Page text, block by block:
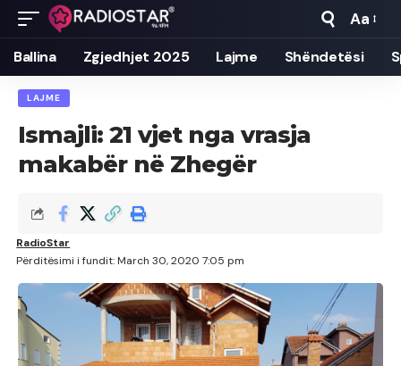
Font
Resizer
Aa
Ballina Zgjedhjet 2025 Lajme Shëndetësi
LAJME
Ismajli: 21 vjet nga vrasja
makabër në Zhegër
Përditësimi i fundit: March 30, 2020 7:05 pm
RadioStar